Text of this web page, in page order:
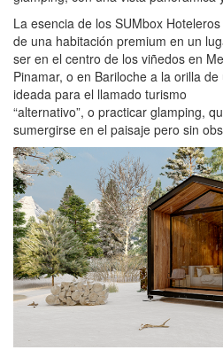
La esencia de los SUMbox
de una habitación premium en un
ser en el centro de los viñedos en
Pinamar, o en Bariloche a la orilla
ideada para el llamado turismo
“alternativo”, o practicar glamping,
sumergirse en el paisaje pero sin